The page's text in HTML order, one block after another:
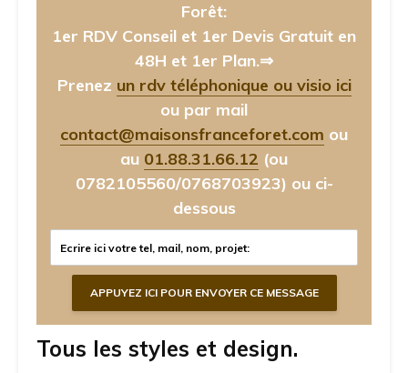
Forêt:
1er RDV Conseil et 1er Devis Gratuit en
48H et 1er Plan.⇒
Prenez un rdv téléphonique ou visio ici
ou par mail
contact@maisonsfranceforet.com ou
au 01.88.31.66.12 (ou
0782105560/0768703923) ou ci-
dessous
Tous les styles et design.